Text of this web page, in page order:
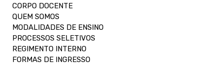
CORPO DOCENTE
QUEM SOMOS
MODALIDADES DE ENSINO
PROCESSOS SELETIVOS
REGIMENTO INTERNO
FORMAS DE INGRESSO